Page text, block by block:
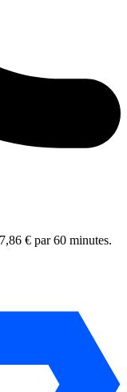
€ par 60 minutes.